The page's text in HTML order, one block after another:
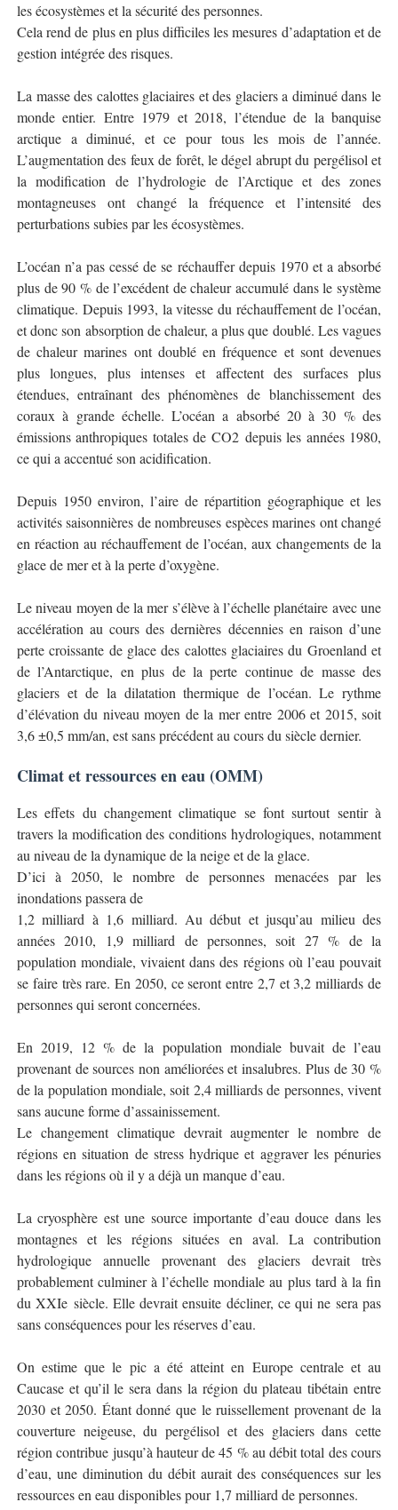
les écosystèmes et la sécurité des personnes.
Cela rend de plus en plus difficiles les mesures d’adaptation et de
gestion intégrée des risques.
La masse des calottes glaciaires et des glaciers a diminué dans le
monde entier. Entre 1979 et 2018, l’étendue de la banquise
arctique a diminué, et ce pour tous les mois de l’année.
L’augmentation des feux de forêt, le dégel abrupt du pergélisol et
la modification de l’hydrologie de l’Arctique et des zones
montagneuses ont changé la fréquence et l’intensité des
perturbations subies par les écosystèmes.
L’océan n’a pas cessé de se réchauffer depuis 1970 et a absorbé
plus de 90 % de l’excédent de chaleur accumulé dans le système
climatique. Depuis 1993, la vitesse du réchauffement de l’océan,
et donc son absorption de chaleur, a plus que doublé. Les vagues
de chaleur marines ont doublé en fréquence et sont devenues
plus longues, plus intenses et affectent des surfaces plus
étendues, entraînant des phénomènes de blanchissement des
coraux à grande échelle. L’océan a absorbé 20 à 30 % des
émissions anthropiques totales de CO2 depuis les années 1980,
ce qui a accentué son acidification.
Depuis 1950 environ, l’aire de répartition géographique et les
activités saisonnières de nombreuses espèces marines ont changé
en réaction au réchauffement de l’océan, aux changements de la
glace de mer et à la perte d’oxygène.
Le niveau moyen de la mer s’élève à l’échelle planétaire avec une
accélération au cours des dernières décennies en raison d’une
perte croissante de glace des calottes glaciaires du Groenland et
de l’Antarctique, en plus de la perte continue de masse des
glaciers et de la dilatation thermique de l’océan. Le rythme
d’élévation du niveau moyen de la mer entre 2006 et 2015, soit
3,6 ±0,5 mm/an, est sans précédent au cours du siècle dernier.
Climat et ressources en eau (OMM)
Les effets du changement climatique se font surtout sentir à
travers la modification des conditions hydrologiques, notamment
au niveau de la dynamique de la neige et de la glace.
D’ici à 2050, le nombre de personnes menacées par les
inondations passera de
1,2 milliard à 1,6 milliard. Au début et jusqu’au milieu des
années 2010, 1,9 milliard de personnes, soit 27 % de la
population mondiale, vivaient dans des régions où l’eau pouvait
se faire très rare. En 2050, ce seront entre 2,7 et 3,2 milliards de
personnes qui seront concernées.
En 2019, 12 % de la population mondiale buvait de l’eau
provenant de sources non améliorées et insalubres. Plus de 30 %
de la population mondiale, soit 2,4 milliards de personnes, vivent
sans aucune forme d’assainissement.
Le changement climatique devrait augmenter le nombre de
régions en situation de stress hydrique et aggraver les pénuries
dans les régions où il y a déjà un manque d’eau.
La cryosphère est une source importante d’eau douce dans les
montagnes et les régions situées en aval. La contribution
hydrologique annuelle provenant des glaciers devrait très
probablement culminer à l’échelle mondiale au plus tard à la fin
du XXIe siècle. Elle devrait ensuite décliner, ce qui ne sera pas
sans conséquences pour les réserves d’eau.
On estime que le pic a été atteint en Europe centrale et au
Caucase et qu’il le sera dans la région du plateau tibétain entre
2030 et 2050. Étant donné que le ruissellement provenant de la
couverture neigeuse, du pergélisol et des glaciers dans cette
région contribue jusqu’à hauteur de 45 % au débit total des cours
d’eau, une diminution du débit aurait des conséquences sur les
ressources en eau disponibles pour 1,7 milliard de personnes.